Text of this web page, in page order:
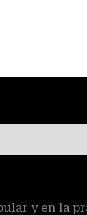
y en la